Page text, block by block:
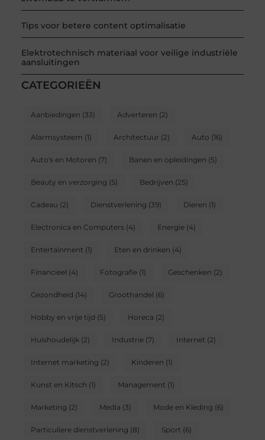
Tips voor betere content optimalisatie
Elektrotechnisch materiaal voor veilige industriële
aansluitingen
CATEGORIEËN
Aanbiedingen (33) Adverteren (2)
Alarmsysteem (1) Architectuur (2) Auto (16)
Auto's en Motoren (7) Banen en opleidingen (5)
Beauty en verzorging (5) Bedrijven (25)
Cadeau (2) Dienstverlening (39) Dieren (1)
Electronica en Computers(4) Energie(4)
Entertainment (1) Eten en drinken (4)
Financieel (4) Fotografie(1) Geschenken (2)
Gezondheid (14) Groothandel (6)
Hobby en vrije tijd (5) Horeca (2)
Huishoudelijk (2) Industrie(7) Internet (2)
Internet marketing (2) Kinderen (1)
Kunst en Kitsch (1) Management (1)
Marketing (2) Media (3) Mode en Kleding (6)
Particuliere dienstverlening (8) Sport (6)